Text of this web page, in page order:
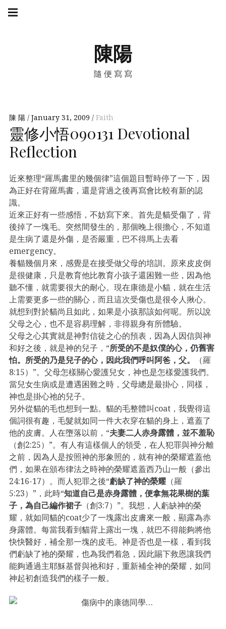
Skip
陳陽
隨便寫寫
navigation
陳 陽 January 31, 2009 Faith
靈修小悟090131 Devotional
Reflection
近來整理“羅馬書里的幾個律”這個題目暫時停了一下，因
為正好在背羅馬書，還是背過之後再寫會比較有新的認
識。
近來正好有一些感悟，不妨寫下來。首先是貓受傷了，背
後掉了一塊毛。突然間發生的，那個晚上很擔心，不知道
是生病了還是外傷，是否嚴重，巴不得馬上去看
emergency。
養貓幾個月來，感覺是在接受做父母的培訓。原來皮皮倒
是很健康，只是教育他比教育小孩子還困難一些，因為他
聽不懂，就需要很大的耐心。現在康德是小貓，就在生活
上需要更多一些的關心，而且這次受傷也是很令人揪心。
就想到對於貓尚且如此，如果是小孩那該如何呢。所以說
父母之心，也不是容易理解，非得親身有所體驗。
父母之心其實就是神對信徒之心的預表，因為人因信與神
和好之後，就是神的兒子，“所受的不是奴僕的心，仍舊害
怕。所受的乃是兒子的心，因此我們呼叫阿爸，父。
（羅
8:15）”。父母怎樣關心愛護兒女，神也是怎樣愛護我們。
當兒女生病或是遭遇困難之時，父母總是最掛心，同樣，
神也是掛心祂的兒子。
另外從貓的毛也想到一點。貓的毛整體叫coat，我覺得這
個詞很有趣，毛髮就如同一件大衣穿在貓的身上，遮蓋了
他的皮膚。人在墮落以前，“夫妻二人赤身露體，並不羞恥
（創2:25）”。有人有這樣個人的領受，在人犯罪與神分離
之前，因為人是按照神的形象照的，就有神的榮耀遮蓋他
們，如果在頒布律法之時神的榮耀遮蓋西乃山一般（參出
24:16-17）。而人犯罪之後“虧缺了神的榮耀 （羅
5:23）”，此時“知道自己是赤身露體，便拿無花果樹的葉
子，為自己編作裙子 （創3:7）”。我想，人虧缺神的榮
耀，就如同貓的coat少了一塊露出皮膚來一般，顯露為赤
身露體。每當我看到貓背上露出一塊，就巴不得能夠將他
快快醫好，補全那一塊的皮毛。神是否也是一樣，看到我
們虧缺了祂的榮耀，也為我們着急，因此賜下救恩讓我們
能夠通過主耶穌基督與祂和好，重新補全神的榮耀，如同
神起初創造我們的樣子一般。